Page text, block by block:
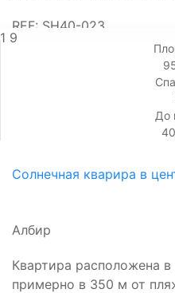
REF: SH40-023
1 9
До
Солнечная кварира в
Албир
Квартира расположена в
примерно в 350 м от